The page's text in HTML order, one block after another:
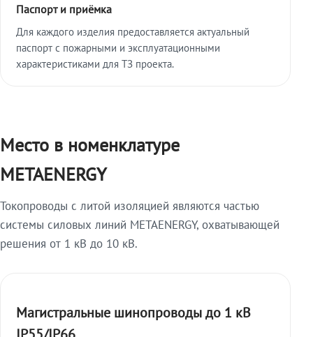
Паспорт и приёмка
Для каждого изделия предоставляется актуальный
паспорт с пожарными и эксплуатационными
характеристиками для ТЗ проекта.
Место в номенклатуре
METAENERGY
Токопроводы с литой изоляцией являются частью
системы силовых линий METAENERGY, охватывающей
решения от 1 кВ до 10 кВ.
Магистральные шинопроводы до 1 кВ